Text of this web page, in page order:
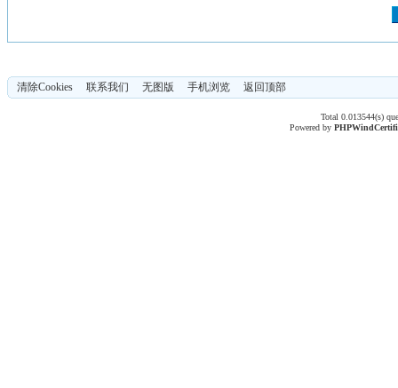
清除Cookies 联系我们 无图版 手机浏览 返回顶部
Total 0.013544(s)
Powered byPHPWind